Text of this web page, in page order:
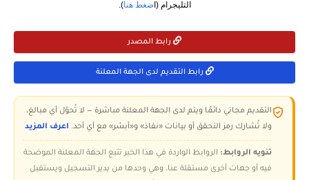
التليجرام (اضغط هنا).
رابط المصدر
رابط التقديم لدى الجهة المعلنة
التقديم مجاني دائمًا ويتم لدى الجهة المعلنة مباشرة — لا تُحوّل أي مبالغ،
ولا تُشارك رمز التحقق أو بيانات «نفاذ» و«أبشر» مع أي أحد. اعرف المزيد
تنويه الروابط: الروابط الواردة في هذا الخبر تتبع الجهة المعلنة الموضحة
فيه أو جهات أخرى مستقلة عنا، وهي وحدها من يدير التسجيل ويستقبل